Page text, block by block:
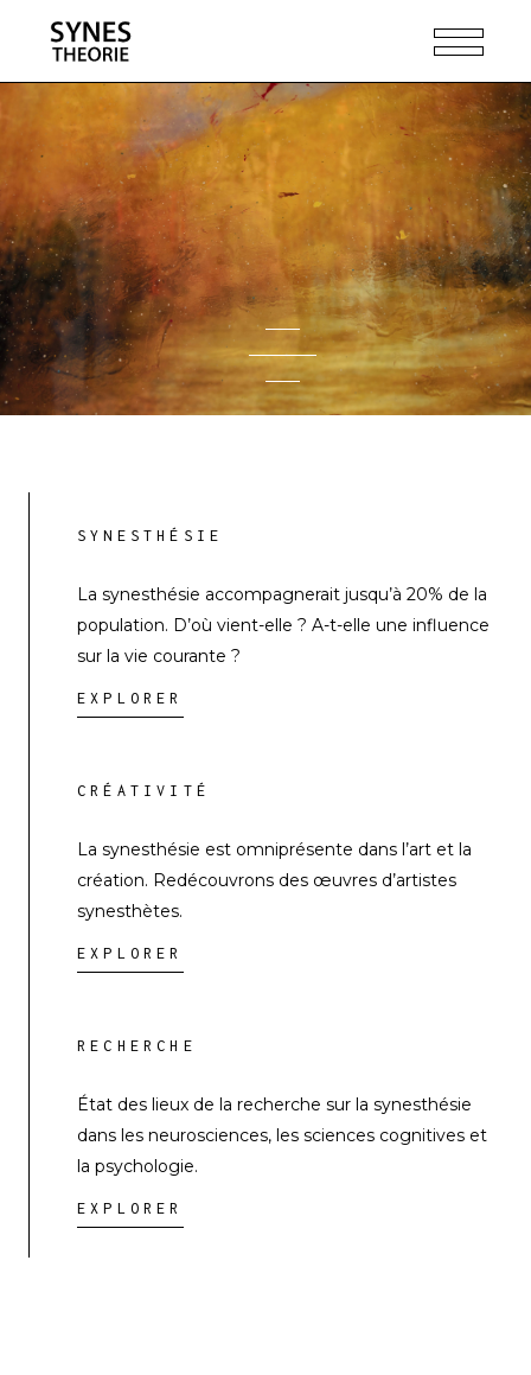
Créativité
SYNESTHÉSIE
La synesthésie accompagnerait jusqu’à 20% de la
population. D’où vient-elle ? A-t-elle une influence
sur la vie courante ?
EXPLORER
CRÉATIVITÉ
La synesthésie est omniprésente dans l’art et la
création. Redécouvrons des œuvres d’artistes
synesthètes.
EXPLORER
RECHERCHE
État des lieux de la recherche sur la synesthésie
dans les neurosciences, les sciences cognitives et
la psychologie.
EXPLORER